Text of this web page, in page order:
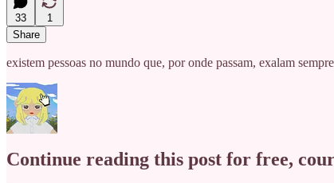
33
1
Share
existem pessoas no mundo que, por onde passam, exalam
Continue reading this post for free,